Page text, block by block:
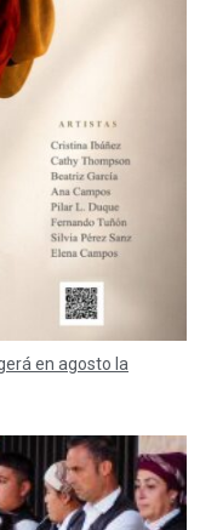
en agosto la